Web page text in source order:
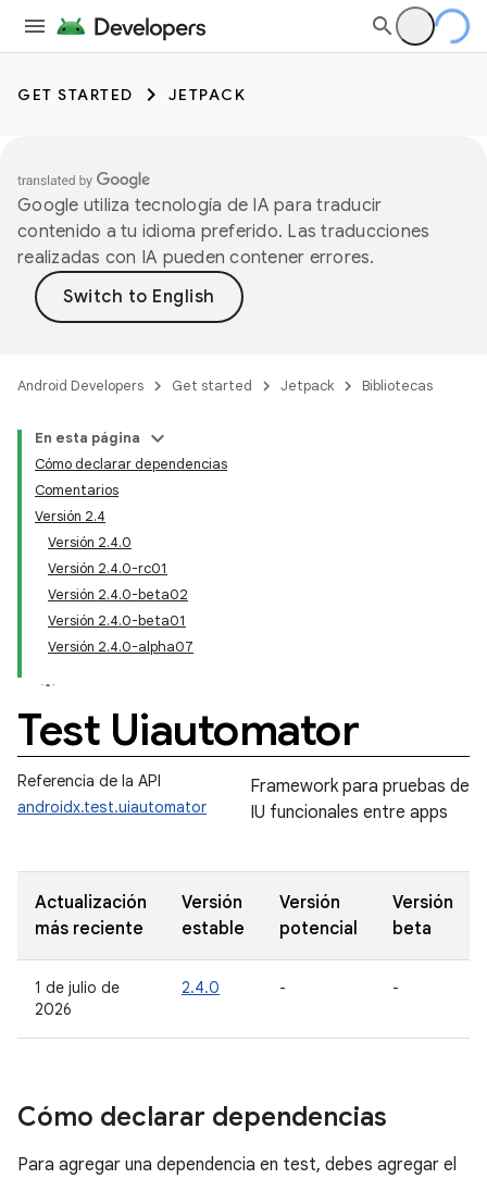
GET STARTED JETPACK
Google utiliza tecnología de IA para traducir
contenido a tu idioma preferido. Las traducciones
realizadas con IA pueden contener errores.
Android Developers Get started Jetpack Bibliotecas
En esta página
Cómo declarar dependencias
Comentarios
Versión 2.4
Versión 2.4.0
Versión 2.4.0-rc01
Versión 2.4.0-beta02
Versión 2.4.0-beta01
Versión 2.4.0-alpha07
Test Uiautomator
Referencia de la API
androidx.test.uiautomator
Framework para pruebas de
IU funcionales entre apps
Actualización
más reciente
Versión
estable
Versión
potencial
Versión
beta
1 de julio de
2026
2.4.0 - -
Cómo declarar dependencias
Para agregar una dependencia en test, debes agregar el